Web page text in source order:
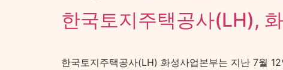
한국토지주택공사(LH),
한국토지주택공사(LH) 화성사업본부는 지난 7월